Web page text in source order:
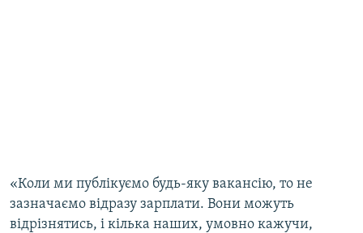
«Коли ми публікуємо будь-яку вакансію, то не
зазначаємо відразу зарплати. Вони можуть
відрізнятись, і кілька наших, умовно кажучи,